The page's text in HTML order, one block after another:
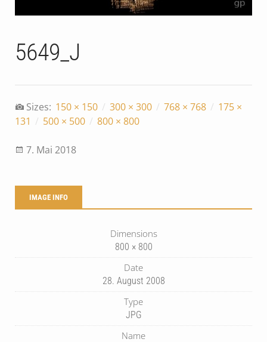
5649_J
Sizes: 150 × 150 / 300 × 300 / 768 × 768 / 175 ×
131 / 500 × 500 / 800 × 800
7. Mai 2018
IMAGE INFO
Dimensions
800 × 800
Date
28. August 2008
Type
JPG
Name